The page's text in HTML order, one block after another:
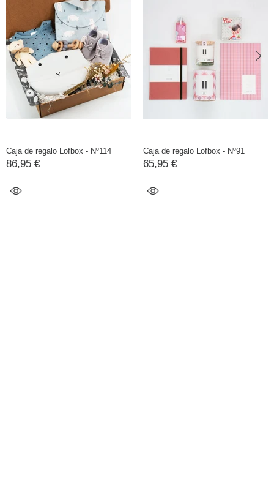
Caja de regalo Lofbox - Nº114
86,95 €
Caja de regalo Lofbox - Nº91
65,95 €